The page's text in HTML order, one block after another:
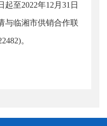
起至2022年12月31日
与临湘市供销合作联
。